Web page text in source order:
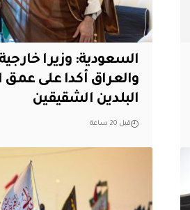
السعودية: وزيرا
والعراق أكدا على عمق
البلدين الشقيقين
قبل 20 ساعة